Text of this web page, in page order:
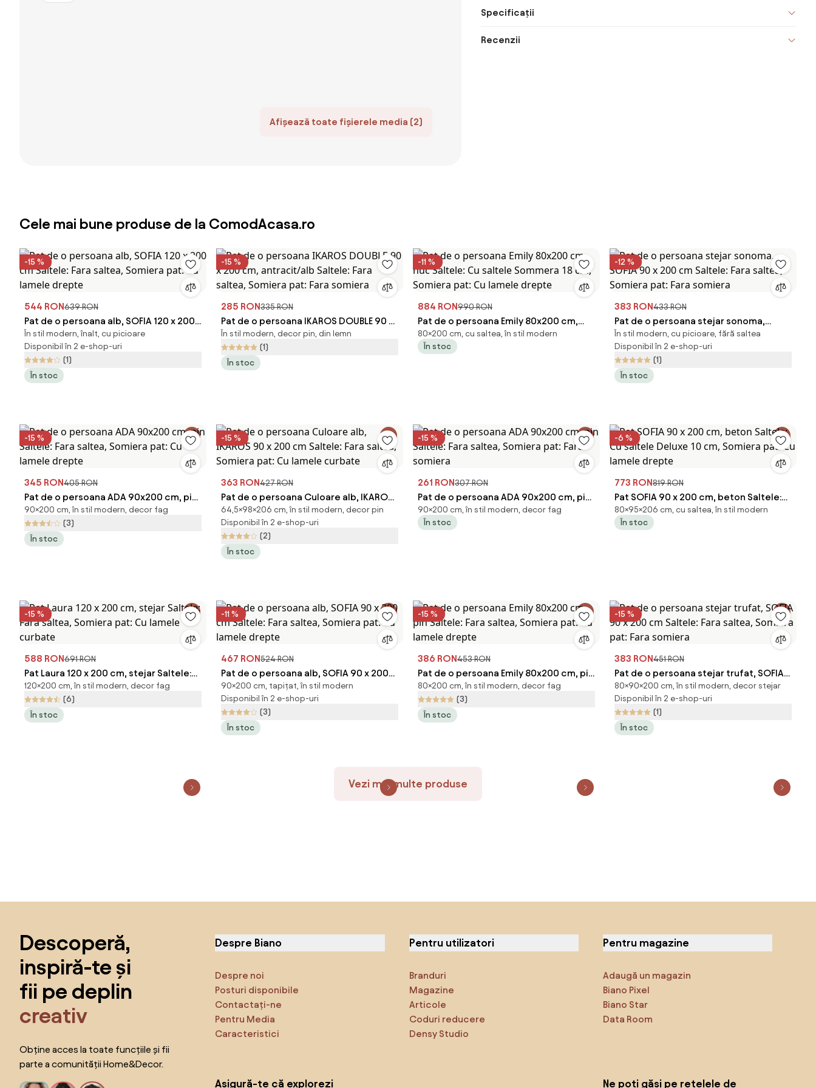
Afișează toate fișierele media (2)
Specificații
Recenzii
Cele mai bune produse de la ComodAcasa.ro
-15 %
544 RON639 RON
Pat de o persoana alb, SOFIA 120 x 200
cm Saltele: Fara saltea, Somiera pat: Cu
lamele drepte
În stil modern, înalt, cu picioare
Disponibil în 2 e-shop-uri
(1)
În stoc
-15 %
285 RON335 RON
Pat de o persoana IKAROS DOUBLE 90 x
200 cm, antracit/alb Saltele: Fara
saltea, Somiera pat: Fara somiera
În stil modern, decor pin, din lemn
(1)
În stoc
-11 %
884 RON990 RON
Pat de o persoana Emily 80x200 cm,
nuc Saltele: Cu saltele Sommera 18 cm,
Somiera pat: Cu lamele drepte
80×200 cm, cu saltea, în stil modern
În stoc
-12 %
383 RON433 RON
Pat de o persoana stejar sonoma,
SOFIA 90 x 200 cm Saltele: Fara saltea,
Somiera pat: Fara somiera
În stil modern, cu picioare, fără saltea
Disponibil în 2 e-shop-uri
(1)
În stoc
-15 %
345 RON405 RON
Pat de o persoana ADA 90x200 cm, pin
Saltele: Fara saltea, Somiera pat: Cu
lamele drepte
90×200 cm, în stil modern, decor fag
(3)
În stoc
-15 %
363 RON427 RON
Pat de o persoana Culoare alb, IKAROS
90 x 200 cm Saltele: Fara saltea,
Somiera pat: Cu lamele curbate
64,5×98×206 cm, în stil modern, decor pin
Disponibil în 2 e-shop-uri
(2)
În stoc
-15 %
261 RON307 RON
Pat de o persoana ADA 90x200 cm, pin
Saltele: Fara saltea, Somiera pat: Fara
somiera
90×200 cm, în stil modern, decor fag
În stoc
-6 %
773 RON819 RON
Pat SOFIA 90 x 200 cm, beton Saltele:
Cu saltele Deluxe 10 cm, Somiera pat:
Cu lamele drepte
80×95×206 cm, cu saltea, în stil modern
În stoc
-15 %
588 RON691 RON
Pat Laura 120 x 200 cm, stejar Saltele:
Fara saltea, Somiera pat: Cu lamele
curbate
120×200 cm, în stil modern, decor fag
(6)
În stoc
-11 %
467 RON524 RON
Pat de o persoana alb, SOFIA 90 x 200
cm Saltele: Fara saltea, Somiera pat: Cu
lamele drepte
90×200 cm, tapițat, în stil modern
Disponibil în 2 e-shop-uri
(3)
În stoc
-15 %
386 RON453 RON
Pat de o persoana Emily 80x200 cm, pin
Saltele: Fara saltea, Somiera pat: Cu
lamele drepte
80×200 cm, în stil modern, decor fag
(3)
În stoc
-15 %
383 RON451 RON
Pat de o persoana stejar trufat, SOFIA
90 x 200 cm Saltele: Fara saltea,
Somiera pat: Fara somiera
80×90×200 cm, în stil modern, decor stejar
Disponibil în 2 e-shop-uri
(1)
În stoc
Vezi mai multe produse
Descoperă,
inspiră-te și
fii pe deplin
creativ
Obține acces la toate funcțiile și fii
parte a comunității Home&Decor.
Despre Biano
Despre noi
Posturi disponibile
Contactați-ne
Pentru Media
Caracteristici
Pentru utilizatori
Branduri
Magazine
Articole
Coduri reducere
Densy Studio
Pentru magazine
Adaugă un magazin
Biano Pixel
Biano Star
Data Room
Asigură-te că explorezi Ne poți găsi pe rețelele de